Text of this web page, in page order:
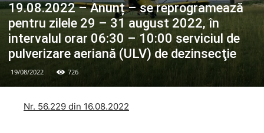
19.08.2022 – Anunț – se reprogramează
pentru zilele 29 – 31 august 2022, în
intervalul orar 06:30 – 10:00 serviciul de
pulverizare aeriană (ULV) de dezinsecţie
19/08/2022 726
Nr. 56.229 din 16.08.2022